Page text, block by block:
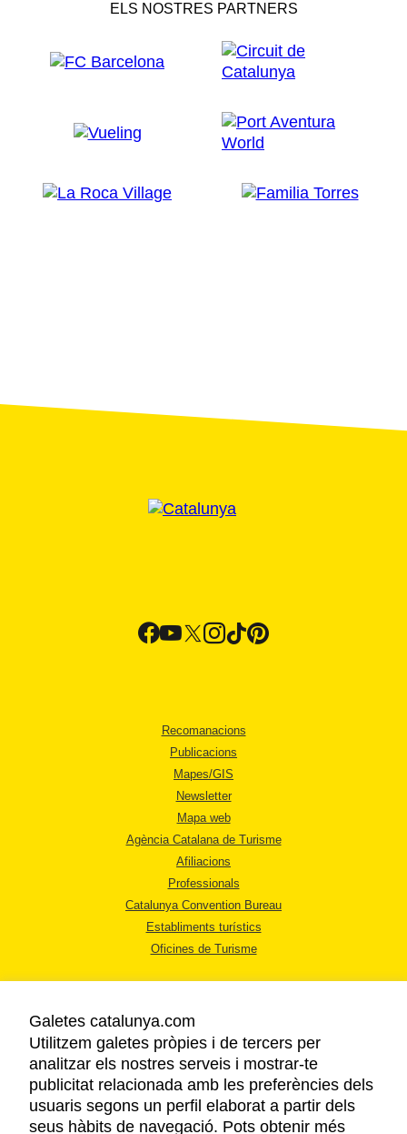
ELS NOSTRES PARTNERS
Recomanacions
Publicacions
Mapes/GIS
Newsletter
Mapa web
Agència Catalana de Turisme
Afiliacions
Professionals
Catalunya Convention Bureau
Establiments turístics
Oficines de Turisme
AVÍS LEGAL
POLÍTICA DE PRIVACITAT
COOKIES
Galetes catalunya.com
Utilitzem galetes pròpies i de tercers per
analitzar els nostres serveis i mostrar-te
publicitat relacionada amb les preferències dels
usuaris segons un perfil elaborat a partir dels
seus hàbits de navegació. Pots obtenir més